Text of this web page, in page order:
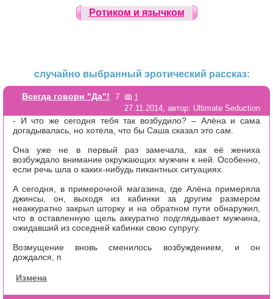
Ротиком и язычком
случайно выбранный эротический рассказ:
Всегда говори "Да"! 7 1
27.11.2014, автор: Ultimate Seduction
- И что же сегодня тебя так возбудило? – Алёна и сама
догадывалась, но хотела, что бы Саша сказал это сам.
Она уже не в первый раз замечала, как её жениха
возбуждало внимание окружающих мужчин к ней. Особенно,
если речь шла о каких-нибудь пикантных ситуациях.
А сегодня, в примерочной магазина, где Алёна примеряла
джинсы, он, выходя из кабинки за другим размером
неаккуратно закрыл шторку и на обратном пути обнаружил,
что в оставленную щель аккуратно подглядывает мужчина,
ожидавший из соседней кабинки свою супругу.
Возмущение вновь сменилось возбуждением, и он
дождался, п
Измена